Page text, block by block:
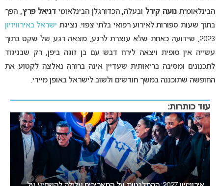
הבינלאומית נועה קירל ובעלה, הכדורגלן הבינלאומידניאל פרץ, הפך
בתוך שעות ספורות לאירוע רפואי בלתי צפוי. נציגת ישראל באירוויזיון
2023, שידועה כאחת שלא עוצרת לרגע, מצאה רגע של שקט בתוך
עשייה אין סופית ויצאה לירח דבש עם בן זוגה ביפן, רק שבניגוד
לתכנונים ומסיבה בריאותית שעדיין אינה ברורה נאלצה לקטוע את
החופשה שתוכננה במשך חודשים ולשוב לישראל באופן מיידי.
עוד כותרות: